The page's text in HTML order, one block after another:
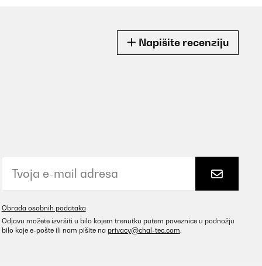
Napišite recenziju
Obrada osobnih podataka
Odjavu možete izvršiti u bilo kojem trenutku putem poveznice u podnožju
bilo koje e-pošte ili nam pišite na privacy@chal-tec.com.